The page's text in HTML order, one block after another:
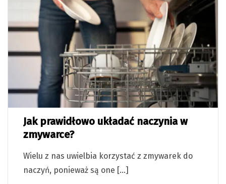
Jak prawidłowo układać naczynia w
zmywarce?
Wielu z nas uwielbia korzystać z zmywarek do
naczyń, ponieważ są one […]